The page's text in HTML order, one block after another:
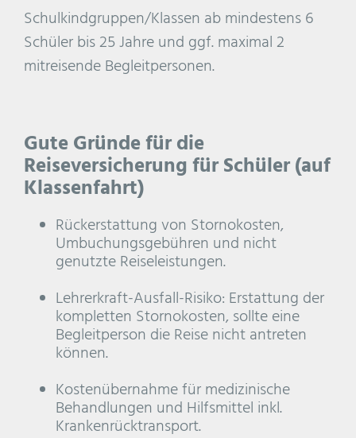
Schulkindgruppen/Klassen ab mindestens 6
Schüler bis 25 Jahre und ggf. maximal 2
mitreisende Begleitpersonen.
Gute Gründe für die
Reiseversicherung für Schüler (auf
Klassenfahrt)
Rückerstattung von Stornokosten,
Umbuchungsgebühren und nicht
genutzte Reiseleistungen.
Lehrerkraft-Ausfall-Risiko: Erstattung der
kompletten Stornokosten, sollte eine
Begleitperson die Reise nicht antreten
können.
Kostenübernahme für medizinische
Behandlungen und Hilfsmittel inkl.
Krankenrücktransport.